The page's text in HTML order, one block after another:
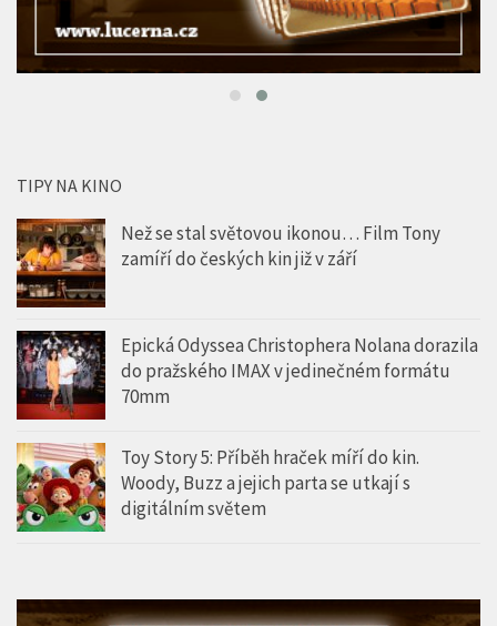
TIPY NA KINO
Než se stal světovou ikonou… Film Tony
zamíří do českých kin již v září
Epická Odyssea Christophera Nolana dorazila
do pražského IMAX v jedinečném formátu
70mm
Toy Story 5: Příběh hraček míří do kin.
Woody, Buzz a jejich parta se utkají s
digitálním světem